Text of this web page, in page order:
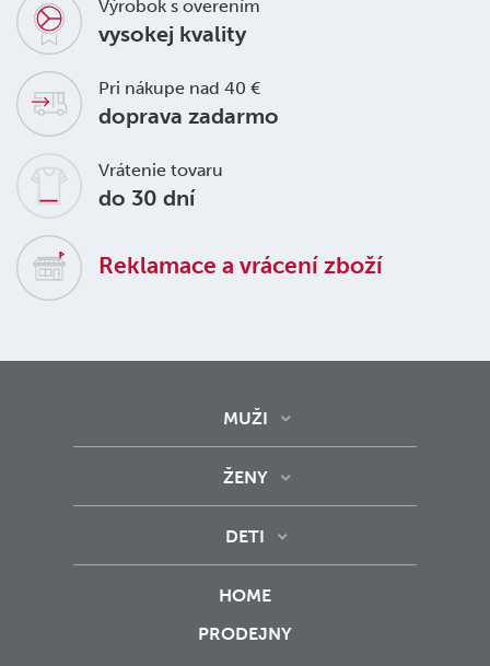
Výrobok s overením
vysokej kvality
Pri nákupe nad 40 €
doprava zadarmo
Vrátenie tovaru
do 30 dní
Reklamace a vrácení zboží
MUŽI
ŽENY
DETI
HOME
PRODEJNY